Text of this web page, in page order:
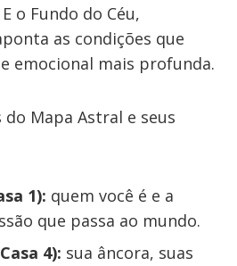
o Fundo do Céu,
as condições que
emocional mais profunda.
Mapa Astral e seus
1): quem você é e a
que passa ao mundo.
4): sua âncora, suas